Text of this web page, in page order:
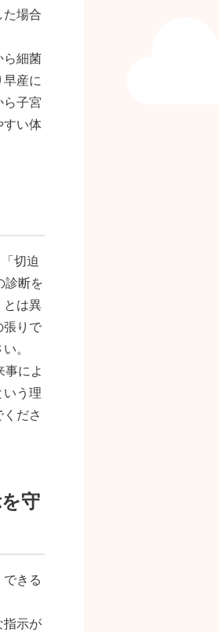
た場合
ら細菌
早産に
ら子宮
すい体
切迫
診断を
とは異
張りで
。
事によ
いう理
ださ
守
きる
指示が